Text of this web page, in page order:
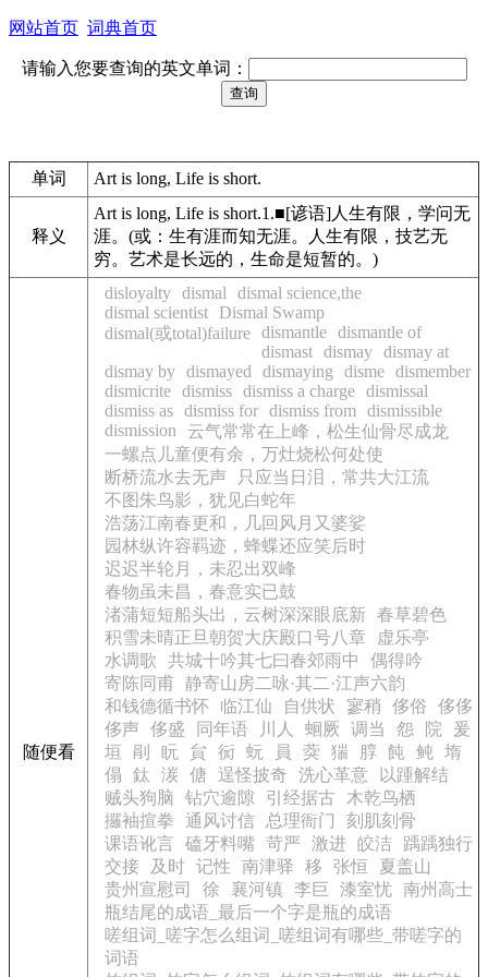
网站首页 词典首页
请输入您要查询的英文单词：
单词 Art is long, Life is short.
释义
Art is long, Life is short.1.■[谚语]人生有限，学问无
涯。(或：生有涯而知无涯。人生有限，技艺无
穷。艺术是长远的，生命是短暂的。)
随便看
disloyalty dismal
dismal science,the
dismal scientist
Dismal Swamp
dismal(或total)failure dismantle dismantle of
dismast dismay dismay at
dismay by dismayed dismaying disme dismember
dismicrite dismiss dismiss a charge dismissal
dismiss as dismiss for dismiss from
dismissible
dismission
云气常常在上峰，松生仙骨尽成龙
一螺点儿童便有余，万灶烧松何处使
断桥流水去无声
只应当日泪，常共大江流
不图朱鸟影，犹见白蛇年
浩荡江南春更和，几回风月又婆娑
园林纵许容羁迹，蜂蝶还应笑后时
迟迟半轮月，未忍出双峰
春物虽未昌，春意实已鼓
渚蒲短短船头出，云树深深眼底新
春草碧色
积雪未晴正旦朝贺大庆殿口号八章
虚乐亭
水调歌
共城十吟其七曰春郊雨中
偶得吟
寄陈同甫 静寄山房二咏·其二·江声六韵
和钱德循书怀
临江仙 自供状 寥稍 侈俗
侈侈
侈声
侈盛 同年语 川人 蛔厥 调当 怨 院
爰
垣
剈 盶 貟 衏 蚖 員 葖 猯 朜 飩 鲀 堶
傝
鈦 湠 傏 逞怪披奇 洗心革意
以踵解结
贼头狗脑
钻穴逾隙 引经据古
木乾鸟栖
攞袖揎拳
通风讨信 总理衙门
刻肌刻骨
课语讹言
磕牙料嘴 苛严 激进 皎洁
踽踽独行
交接
及时 记性 南津驿 移 张恒
夏盖山
贵州宣慰司
徐 襄河镇 李巨 漆室忧 南州高士
瓶结尾的成语_最后一个字是瓶的成语
嗟组词_嗟字怎么组词_嗟组词有哪些_带嗟字的
词语